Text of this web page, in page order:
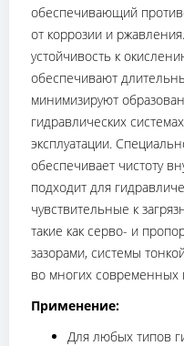
обеспечивающий
от коррозии и
устойчивость к
обеспечивают
минимизируют
гидравлических
эксплуатации.
обеспечивает чистоту
подходит для
чувствительные к
такие как серво- и
зазорами, системы
во многих современных
Применение:
Для любых типов